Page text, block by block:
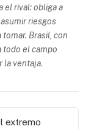
el rival: obliga a
riesgos
Brasil, con
todo el campo
la ventaja.
extremo